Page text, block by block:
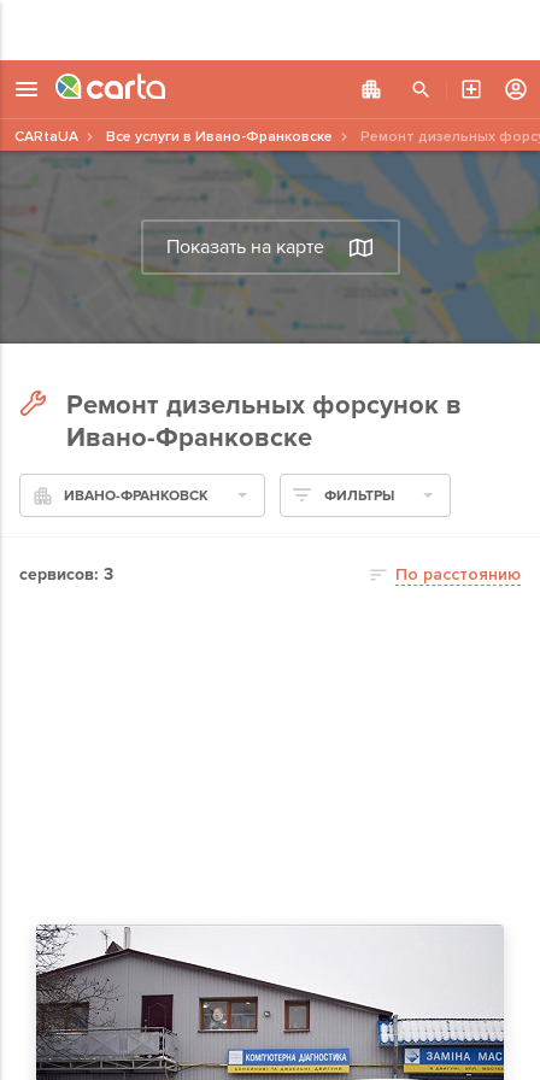
Показать на карте
CARtaUA Все услуги в Ивано-Франковске Ремонт дизельных
Ремонт дизельных форсунок в
Ивано-Франковске
ИВАНО-ФРАНКОВСК ФИЛЬТРЫ
сервисов: 3 По расстоянию